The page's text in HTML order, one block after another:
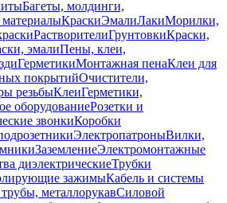
Багеты, молдинги,
КраскиЭмалиЛакиМорилки,
РастворителиГрунтовкиКраски,
эмалиПены, клеи,
ГерметикиМонтажная пенаКлеи для
покрытийОчистители,
резьбыКлеиГерметики,
оборудованиеРозетки и
звонкиКоробки
ЭлектропатроныВилки,
ЗаземлениеЭлектромонтажные
диэлектрическиеТрубки
зажимыКабель и системы
металлорукавСиловой